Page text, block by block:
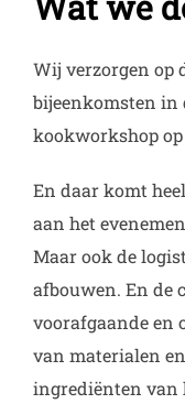
Wij verzorgen op
bijeenkomsten in
kookworkshop
En daar komt
aan het
Maar ook de
afbouwen. En de
voorafgaande en
van materialen
ingrediënten van